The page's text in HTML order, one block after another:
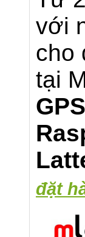
với
cho
tại
đặt